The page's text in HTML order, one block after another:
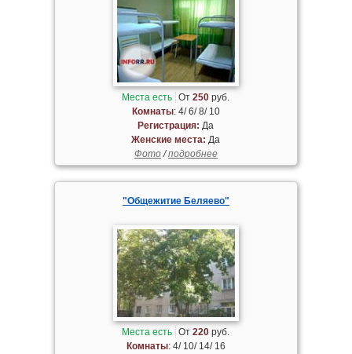
Места есть От250 руб.
Комнаты: 4/ 6/ 8/ 10
Регистрация: Да
Женские места: Да
Фото/подробнее
"Общежитие Беляево"
Места есть От220 руб.
Комнаты: 4/ 10/ 14/ 16